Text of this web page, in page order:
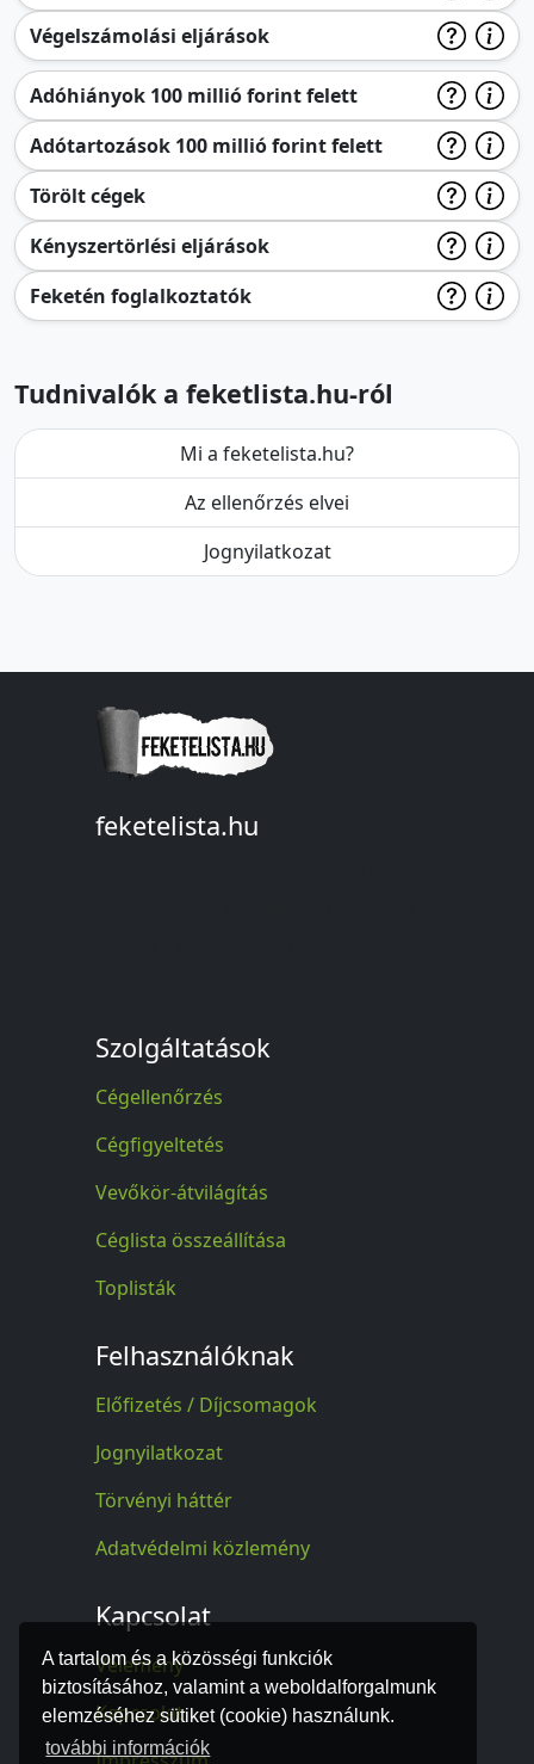
A tartalom és a közösségi funkciók
biztosításához, valamint a weboldalforgalmunk
elemzéséhez sütiket (cookie) használunk.
további információk
Végelszámolási eljárások
Adóhiányok 100 millió forint felett
Adótartozások 100 millió forint felett
Törölt cégek
Kényszertörlési eljárások
Feketén foglalkoztatók
Tudnivalók a feketlista.hu-ról
Mi a feketelista.hu?
Az ellenőrzés elvei
Jognyilatkozat
feketelista.hu
Szolgáltatások
Cégellenőrzés
Cégfigyeltetés
Vevőkör-átvilágítás
Céglista összeállítása
Toplisták
Felhasználóknak
Előfizetés / Díjcsomagok
Jognyilatkozat
Törvényi háttér
Adatvédelmi közlemény
Kapcsolat
Vélemény
Kapcsolat